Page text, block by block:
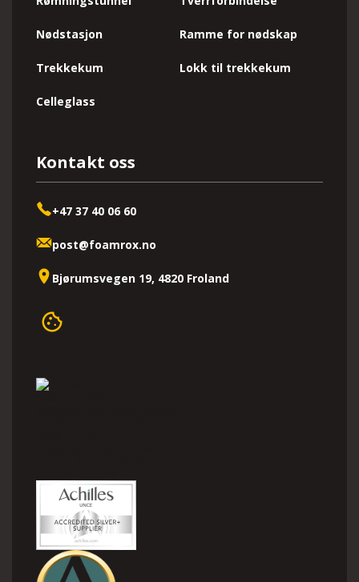
Nødstasjon Ramme for nødskap
Trekkekum Lokk til trekkekum
Celleglass
Kontakt oss
+47 37 40 06 60
post@foamrox.no
Bjørumsvegen 19, 4820 Froland